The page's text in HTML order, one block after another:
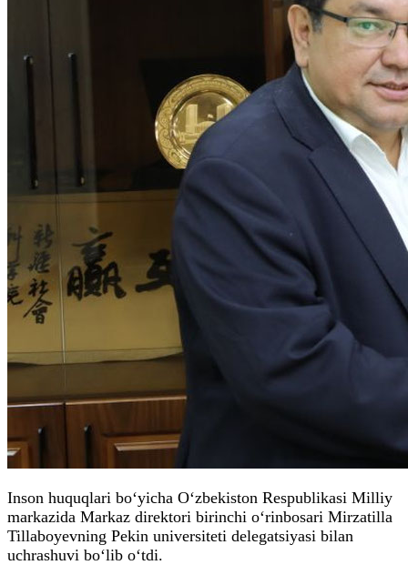
Inson huquqlari bo‘yicha O‘zbekiston Respublikasi Milliy
markazida Markaz direktori birinchi o‘rinbosari Mirzatilla
Tillaboyevning Pekin universiteti delegatsiyasi bilan
uchrashuvi bo‘lib o‘tdi.